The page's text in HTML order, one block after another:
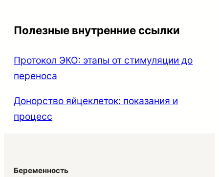
Полезные внутренние ссылки
Протокол ЭКО: этапы от стимуляции до
переноса
Донорство яйцеклеток: показания и
процесс
Беременность